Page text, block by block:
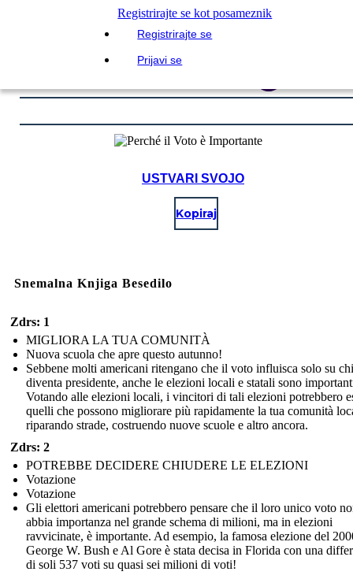
Registrirajte se kot posameznik
Registrirajte se
Prijavi se
USTVARI SVOJO
Kopiraj
Snemalna Knjiga Besedilo
Zdrs: 1
MIGLIORA LA TUA COMUNITÀ
Nuova scuola che apre questo autunno!
Sebbene molti americani ritengano che il voto influisca solo su chi
diventa presidente, anche le elezioni locali e statali sono
Votando alle elezioni locali, i vincitori di tali elezioni potrebbero
quelli che possono migliorare più rapidamente la tua comunità
riparando strade, costruendo nuove scuole e altro ancora.
Zdrs: 2
POTREBBE DECIDERE CHIUDERE LE ELEZIONI
Votazione
Votazione
Gli elettori americani potrebbero pensare che il loro unico voto
abbia importanza nel grande schema di milioni, ma in elezioni
ravvicinate, è importante. Ad esempio, la famosa elezione del
George W. Bush e Al Gore è stata decisa in Florida con una
di soli 537 voti su quasi sei milioni di voti!